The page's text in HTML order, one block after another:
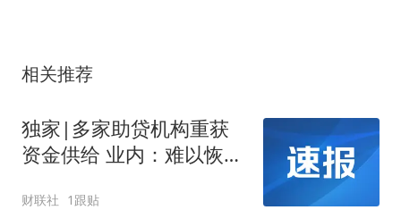
相关推荐
独家|多家助贷机构重获
资金供给 业内：难以恢复
财联社 1跟贴